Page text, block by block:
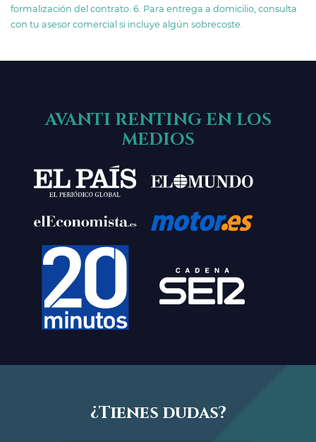
formalización del contrato. 6. Para entrega a domicilio, consulta
con tu asesor comercial si incluye algún sobrecoste.
AVANTI RENTING EN LOS
MEDIOS
¿Tienes dudas?